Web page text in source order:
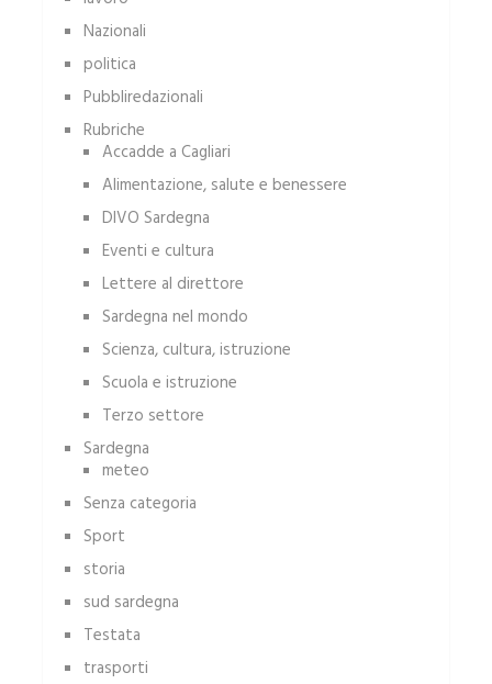
Nazionali
politica
Pubbliredazionali
Rubriche
Accadde a Cagliari
Alimentazione, salute e benessere
DIVO Sardegna
Eventi e cultura
Lettere al direttore
Sardegna nel mondo
Scienza, cultura, istruzione
Scuola e istruzione
Terzo settore
Sardegna
meteo
Senza categoria
Sport
storia
sud sardegna
Testata
trasporti